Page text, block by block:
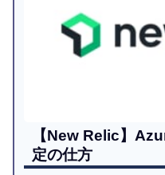
【New Relic】
定の仕方